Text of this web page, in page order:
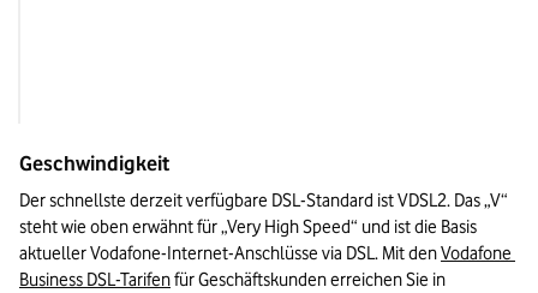
Geschwindigkeit
Der schnellste derzeit verfügbare DSL-Standard ist VDSL2. Das „V“
steht wie oben erwähnt für „Very High Speed“ und ist die Basis
aktueller Vodafone-Internet-Anschlüsse via DSL. Mit den Vodafone
Business DSL-Tarifen für Geschäftskunden erreichen Sie in